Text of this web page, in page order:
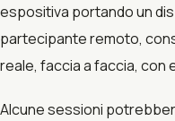
espositiva portando un
partecipante remoto,
reale, faccia a faccia,
Alcune sessioni